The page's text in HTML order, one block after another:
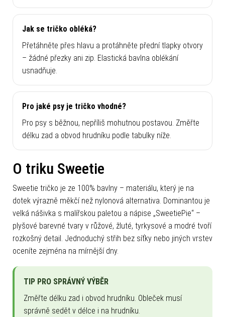
Jak se tričko obléká?
Přetáhněte přes hlavu a protáhněte přední tlapky otvory
– žádné přezky ani zip. Elastická bavlna oblékání
usnadňuje.
Pro jaké psy je tričko vhodné?
Pro psy s běžnou, nepříliš mohutnou postavou. Změřte
délku zad a obvod hrudníku podle tabulky níže.
O triku Sweetie
Sweetie tričko je ze 100% bavlny – materiálu, který je na
dotek výrazně měkčí než nylonová alternativa. Dominantou je
velká nášivka s malířskou paletou a nápise „SweetiePie“ –
plyšové barevné tvary v růžové, žluté, tyrkysové a modré tvoří
rozkošný detail. Jednoduchý střih bez síťky nebo jiných vrstev
oceníte zejména na mírnější dny.
TIP PRO SPRÁVNÝ VÝBĚR
Změřte délku zad i obvod hrudníku. Obleček musí
správně sedět v délce i na hrudníku.